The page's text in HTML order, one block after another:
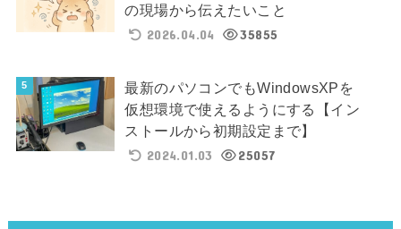
の現場から伝えたいこと
2026.04.04
35855
最新のパソコンでもWindowsXPを
仮想環境で使えるようにする【イン
ストールから初期設定まで】
2024.01.03
25057